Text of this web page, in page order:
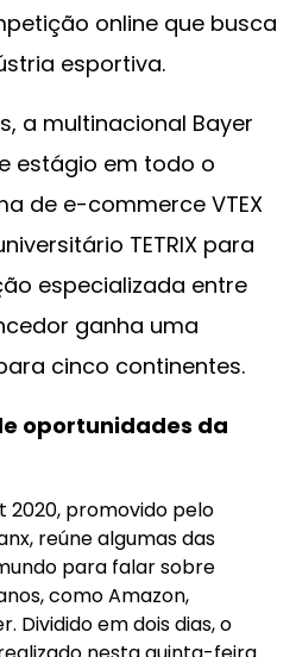
online que busca
esportiva.
a multinacional Bayer
estágio em todo o
de e-commerce VTEX
TETRIX para
especializada entre
ganha uma
cinco continentes.
oportunidades da
2020, promovido pelo
reúne algumas das
para falar sobre
como Amazon,
Dividido em dois dias, o